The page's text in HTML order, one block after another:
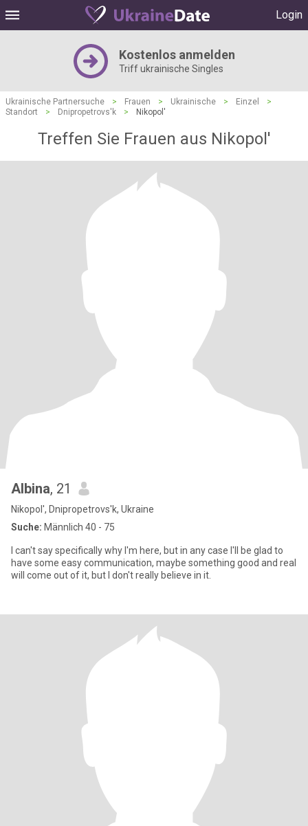
Login
Kostenlos anmelden
Triff ukrainische Singles
Ukrainische Partnersuche > Frauen > Ukrainische > Einzel
>
Standort
> Dnipropetrovs'k > Nikopol'
Treffen Sie Frauen aus Nikopol'
Albina, 21
Nikopol', Dnipropetrovs'k, Ukraine
Suche: Männlich 40 - 75
I can't say specifically why I'm here, but in any case I'll be glad to
have some easy communication, maybe something good and real
will come out of it, but I don't really believe in it.